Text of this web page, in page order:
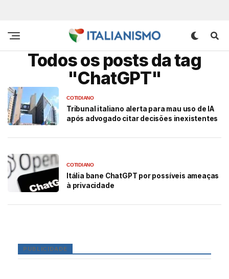
Todos os posts da tag
"ChatGPT"
COTIDIANO
Tribunal italiano alerta para mau uso de IA
após advogado citar decisões inexistentes
COTIDIANO
Itália bane ChatGPT por possíveis ameaças
à privacidade
PUBLICIDADE